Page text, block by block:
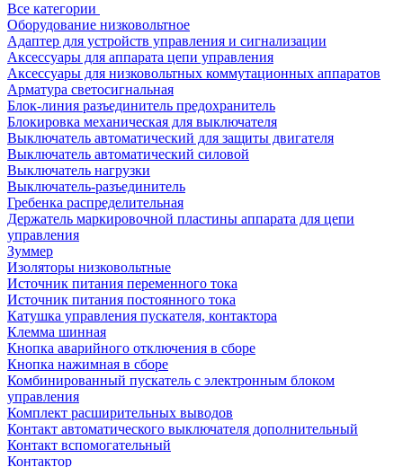
Все категории
Оборудование низковольтное
Адаптер для устройств управления и сигнализации
Аксессуары для аппарата цепи управления
Аксессуары для низковольтных коммутационных аппаратов
Арматура светосигнальная
Блок-линия разъединитель предохранитель
Блокировка механическая для выключателя
Выключатель автоматический для защиты двигателя
Выключатель автоматический силовой
Выключатель нагрузки
Выключатель-разъединитель
Гребенка распределительная
Держатель маркировочной пластины аппарата для цепи
управления
Зуммер
Изоляторы низковольтные
Источник питания переменного тока
Источник питания постоянного тока
Катушка управления пускателя, контактора
Клемма шинная
Кнопка аварийного отключения в сборе
Кнопка нажимная в сборе
Комбинированный пускатель с электронным блоком
управления
Комплект расширительных выводов
Контакт автоматического выключателя дополнительный
Контакт вспомогательный
Контактор